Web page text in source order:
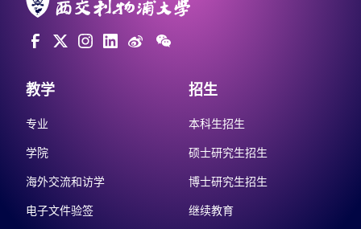
教学
专业
学院
海外交流和访学
电子文件验签
招生
本科生招生
硕士研究生招生
博士研究生招生
继续教育